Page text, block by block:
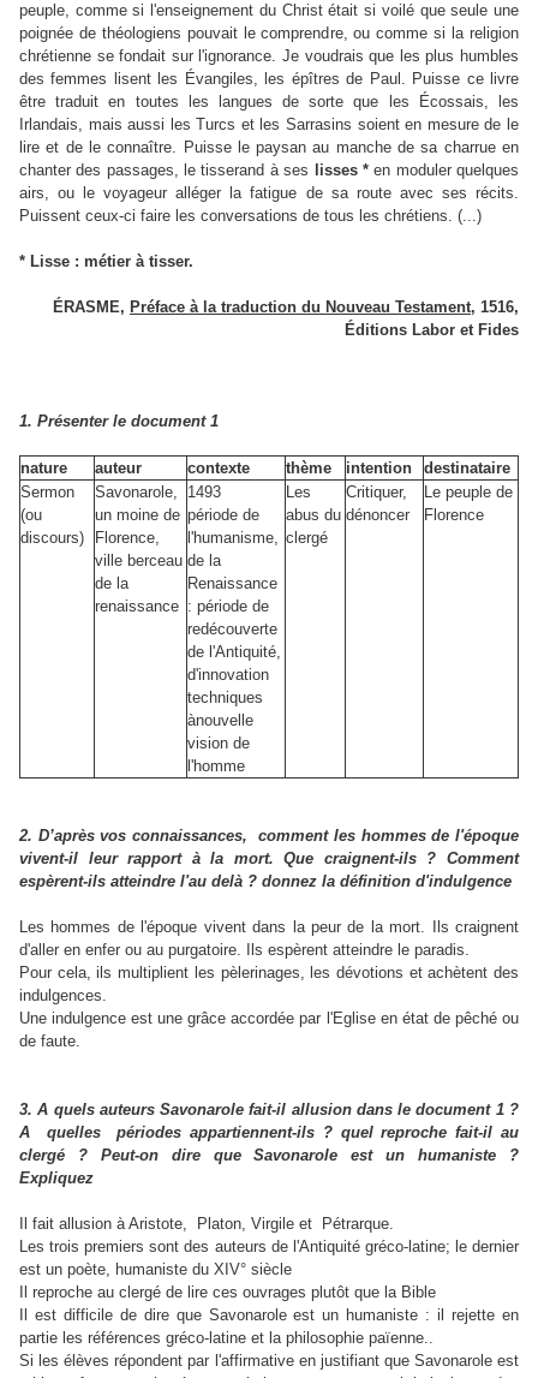
peuple, comme si l'enseignement du Christ était si voilé que seule une
poignée de théologiens pouvait le comprendre, ou comme si la religion
chrétienne se fondait sur l'ignorance. Je voudrais que les plus humbles
des femmes lisent les Évangiles, les épîtres de Paul. Puisse ce livre
être traduit en toutes les langues de sorte que les Écossais, les
Irlandais, mais aussi les Turcs et les Sarrasins soient en mesure de le
lire et de le connaître. Puisse le paysan au manche de sa charrue en
chanter des passages, le tisserand à ses
lisses *en moduler quelques
airs, ou le voyageur alléger la fatigue de sa route avec ses récits.
Puissent ceux-ci faire les conversations de tous les chrétiens. (...)
* Lisse : métier à tisser.
ÉRASME, Préface à la traduction du Nouveau Testament, 1516,
Éditions Labor et Fides
1. Présenter le document 1
nature auteur contexte thème intention
destinataire
Sermon
(ou
discours)
Savonarole,
un moine de
Florence,
ville berceau
de la
renaissance
1493
période de
l'humanisme,
de la
Renaissance
: période de
redécouverte
de l'Antiquité,
d'innovation
techniques
ànouvelle
vision de
l'homme
Les
abus du
clergé
Critiquer,
dénoncer
Le peuple de
Florence
2. D’après vos connaissances, comment les hommes de l'époque
vivent-il leur rapport à la mort. Que craignent-ils ? Comment
espèrent-ils atteindre l'au delà ? donnez la définition d'indulgence
Les hommes de l'époque vivent dans la peur de la mort. Ils craignent
d'aller en enfer ou au purgatoire. Ils espèrent atteindre le paradis.
Pour cela, ils multiplient les pèlerinages, les dévotions et achètent des
indulgences.
Une indulgence est une grâce accordée par l'Eglise en état de pêché ou
de faute.
3. A quels auteurs Savonarole fait-il allusion dans le document 1 ?
A quelles périodes appartiennent-ils ? quel reproche fait-il au
clergé ? Peut-on dire que Savonarole est un humaniste ?
Expliquez
Il fait allusion à Aristote, Platon, Virgile et Pétrarque.
Les trois premiers sont des auteurs de l'Antiquité gréco-latine; le dernier
est un poète, humaniste du XIV° siècle
Il reproche au clergé de lire ces ouvrages plutôt que la Bible
Il est difficile de dire que Savonarole est un humaniste : il rejette en
partie les références gréco-latine et la philosophie païenne..
Si les élèves répondent par l'affirmative en justifiant que Savonarole est